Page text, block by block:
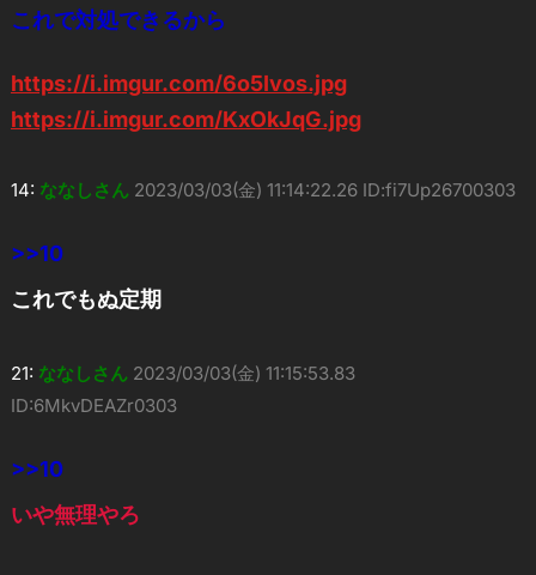
これで対処できるから
https://i.imgur.com/6o5Ivos.jpg
https://i.imgur.com/KxOkJqG.jpg
14: ななしさん 2023/03/03(金) 11:14:22.26 ID:fi7Up26700303
>>10
これでもぬ定期
21: ななしさん 2023/03/03(金) 11:15:53.83
ID:6MkvDEAZr0303
>>10
いや無理やろ